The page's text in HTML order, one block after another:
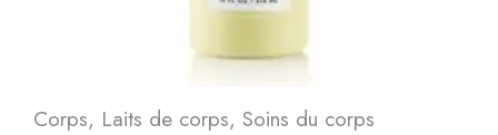
Corps, Laits de corps, Soins du corps